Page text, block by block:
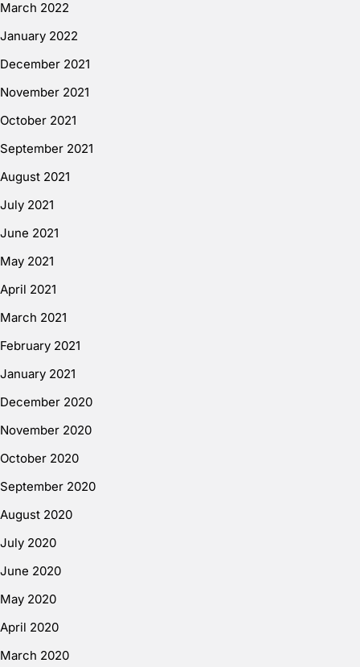
March 2022
January 2022
December 2021
November 2021
October 2021
September 2021
August 2021
July 2021
June 2021
May 2021
April 2021
March 2021
February 2021
January 2021
December 2020
November 2020
October 2020
September 2020
August 2020
July 2020
June 2020
May 2020
April 2020
March 2020